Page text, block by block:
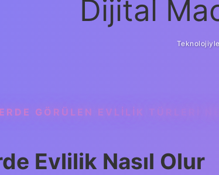
Dijital
GÖRÜLEN EVLILIK TÜRLERI
Evlilik Nasıl Olur